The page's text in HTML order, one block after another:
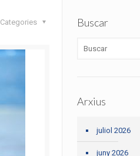
Categories Buscar
Arxius
juliol 2026
juny 2026